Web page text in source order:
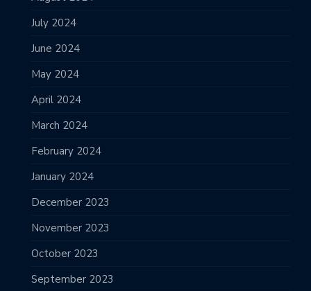
July 2024
June 2024
May 2024
April 2024
March 2024
February 2024
January 2024
December 2023
November 2023
October 2023
September 2023